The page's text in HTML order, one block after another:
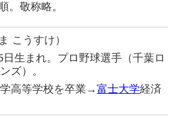
。敬称略。
こうすけ）
日生まれ。プロ野球選手（千葉ロ
ズ）。
高等学校を卒業→富士大学経済